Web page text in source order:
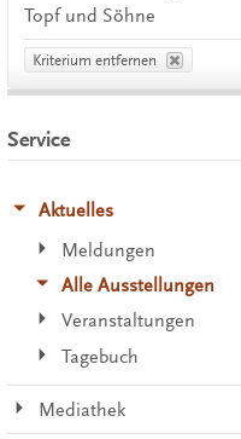
Topf und Söhne
Kriterium entfernen
Service
Aktuelles
Meldungen
Alle Ausstellungen
Veranstaltungen
Tagebuch
Mediathek